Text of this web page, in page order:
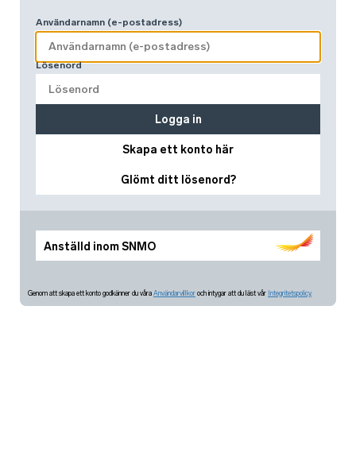
Anställd inom SNMO
Användarnamn (e-postadress)
Lösenord
Skapa ett konto här
Glömt ditt lösenord?
Logga in
Genom att skapa ett konto godkänner du våra Användarvillkor och intygar att du läst vår Integritetspolicy.